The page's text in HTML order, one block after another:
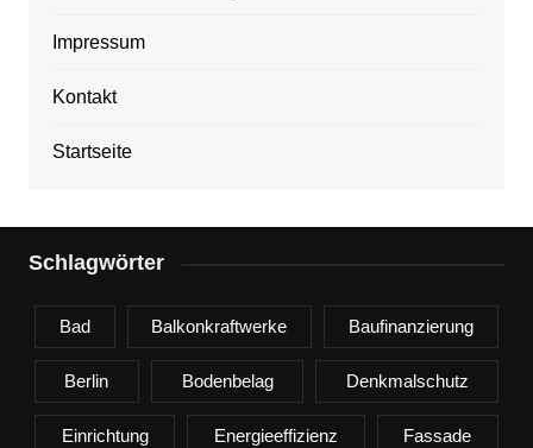
Impressum
Kontakt
Startseite
Schlagwörter
Bad Balkonkraftwerke Baufinanzierung
Berlin Bodenbelag Denkmalschutz
Einrichtung Energieeffizienz Fassade